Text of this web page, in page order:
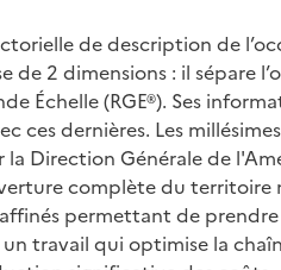
de description de
2 dimensions : il sépare
Échelle (RGE®). Ses
ces dernières. Les
la Direction Générale de
complète du territoire
permettant de
travail qui optimise la